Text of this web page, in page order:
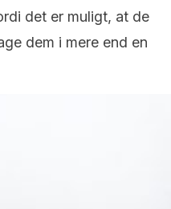
det er muligt, at de
dem i mere end en